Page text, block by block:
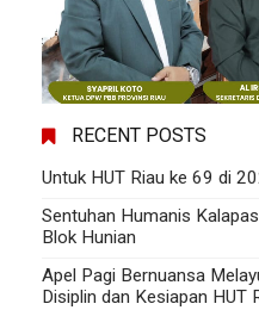
RECENT POSTS
Untuk HUT Riau ke 69 di
Sentuhan Humanis
Blok Hunian
Apel Pagi Bernuansa
Disiplin dan Kesiapan HUT